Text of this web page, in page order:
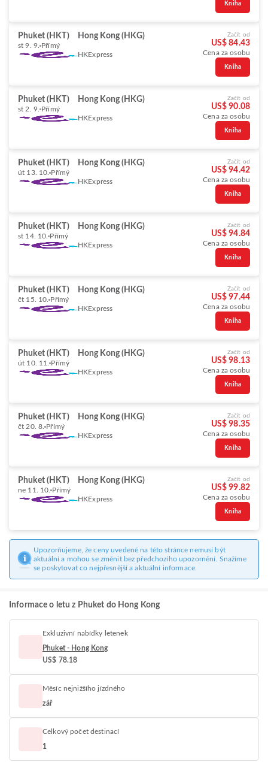
Kniha
Phuket (HKT) Hong Kong (HKG)
st 9. 9. Přímý
HKExpress
Začít od
US$ 84.43
Cena za osobu
Kniha
Phuket (HKT) Hong Kong (HKG)
st 2. 9. Přímý
HKExpress
Začít od
US$ 90.08
Cena za osobu
Kniha
Phuket (HKT) Hong Kong (HKG)
út 13. 10. Přímý
HKExpress
Začít od
US$ 94.42
Cena za osobu
Kniha
Phuket (HKT) Hong Kong (HKG)
st 14. 10. Přímý
HKExpress
Začít od
US$ 94.84
Cena za osobu
Kniha
Phuket (HKT) Hong Kong (HKG)
čt 15. 10. Přímý
HKExpress
Začít od
US$ 97.44
Cena za osobu
Kniha
Phuket (HKT) Hong Kong (HKG)
út 10. 11. Přímý
HKExpress
Začít od
US$ 98.13
Cena za osobu
Kniha
Phuket (HKT) Hong Kong (HKG)
čt 20. 8. Přímý
HKExpress
Začít od
US$ 98.35
Cena za osobu
Kniha
Phuket (HKT) Hong Kong (HKG)
ne 11. 10. Přímý
HKExpress
Začít od
US$ 99.82
Cena za osobu
Kniha
Upozorňujeme, že ceny uvedené na této stránce nemusí být
aktuální a mohou se změnit bez předchozího upozornění. Snažíme
se poskytovat co nejpřesnější a aktuální informace.
Informace o letu z Phuket do Hong Kong
Exkluzivní nabídky letenek
Phuket - Hong Kong
US$ 78.18
Měsíc nejnižšího jízdného
zář
Celkový počet destinací
1